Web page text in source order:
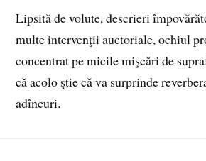
Lipsită de volute, descrieri
multe intervenţii auctoriale, ochiul
concentrat pe micile mişcări de
că acolo ştie că va surprinde
adîncuri.